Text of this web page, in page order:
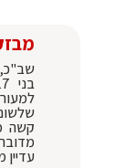
שב"כ,
קשה